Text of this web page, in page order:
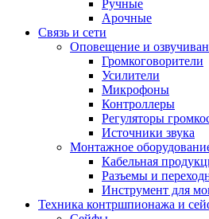
Ручные
Арочные
Связь и сети
Оповещение и
Громкоговорители
Усилители
Микрофоны
Контроллеры
Регуляторы
Источники звука
Монтажное
Кабельная
Разъемы и
Инструмент для
Техника контршпионажа и